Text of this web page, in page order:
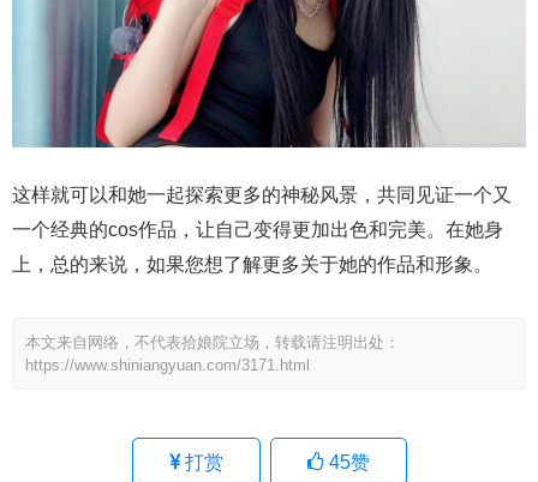
这样就可以和她一起探索更多的神秘风景，共同见证一个又
一个经典的cos作品，让自己变得更加出色和完美。在她身
上，总的来说，如果您想了解更多关于她的作品和形象。
本文来自网络，不代表拾娘院立场，转载请注明出处：
https://www.shiniangyuan.com/3171.html
打赏 45赞